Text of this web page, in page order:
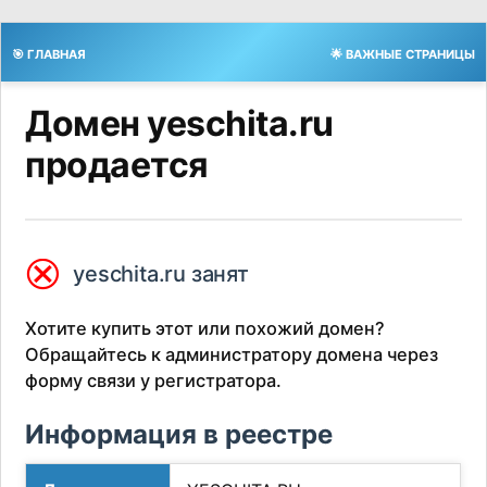
🎯 ГЛАВНАЯ 🌟 ВАЖНЫЕ СТРАНИЦЫ
Домен yeschita.ru
продается
⮿ yeschita.ru занят
Хотите купить этот или похожий домен?
Обращайтесь к администратору домена через
форму связи у регистратора.
Информация в реестре